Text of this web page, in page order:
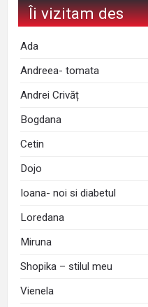
Îi vizitam des
Ada
Andreea- tomata
Andrei Crivăț
Bogdana
Cetin
Dojo
Ioana- noi si diabetul
Loredana
Miruna
Shopika – stilul meu
Vienela